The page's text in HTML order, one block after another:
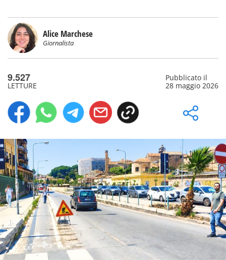
Alice Marchese
Giornalista
9.527
LETTURE
Pubblicato il
28 maggio 2026